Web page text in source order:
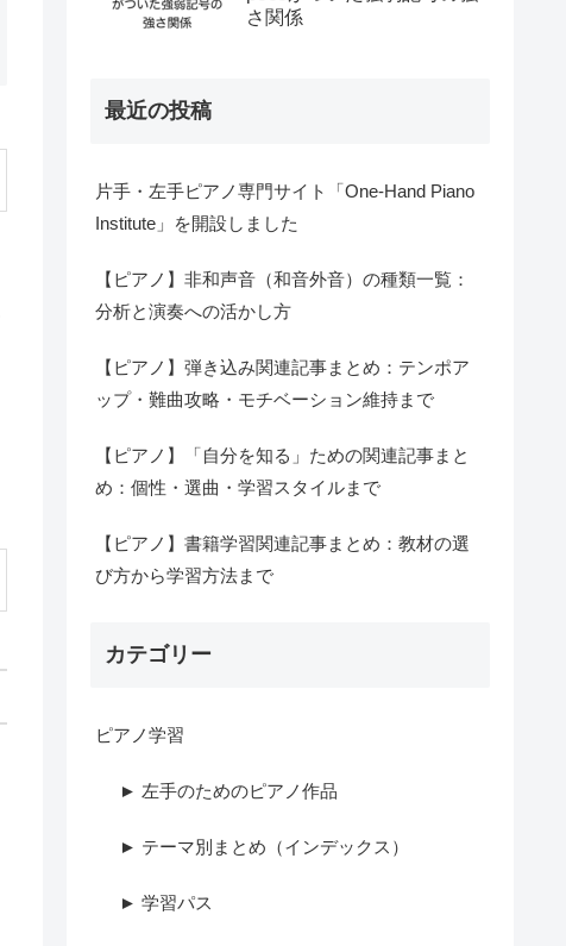
さ関係
最近の投稿
片手・左手ピアノ専門サイト「One-Hand Piano
Institute」を開設しました
【ピアノ】非和声音（和音外音）の種類一覧：
分析と演奏への活かし方
【ピアノ】弾き込み関連記事まとめ：テンポア
ップ・難曲攻略・モチベーション維持まで
【ピアノ】「自分を知る」ための関連記事まと
め：個性・選曲・学習スタイルまで
【ピアノ】書籍学習関連記事まとめ：教材の選
び方から学習方法まで
カテゴリー
ピアノ学習
► 左手のためのピアノ作品
► テーマ別まとめ（インデックス）
► 学習パス